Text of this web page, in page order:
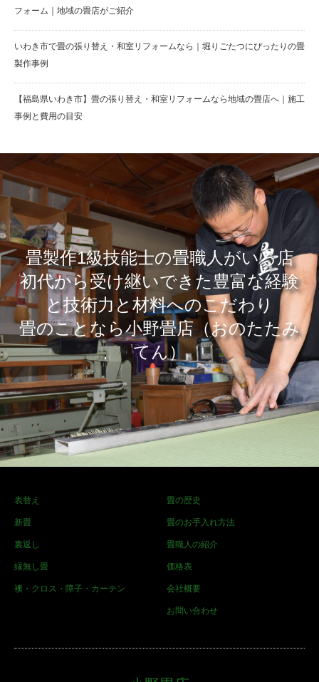
フォーム｜地域の畳店がご紹介
いわき市で畳の張り替え・和室リフォームなら｜堀りごたつにぴったりの畳
製作事例
【福島県いわき市】畳の張り替え・和室リフォームなら地域の畳店へ｜施工
事例と費用の目安
畳製作1級技能士の畳職人がいる店
​初代から受け継いできた豊富な経験
と技術力と材料へのこだわり
畳のことなら小野畳店（おのたたみ
てん）
表替え
新畳
裏返し
縁無し畳
襖・クロス・障子・カーテン
畳の歴史
畳のお手入れ方法
畳職人の紹介
価格表
会社概要
お問い合わせ